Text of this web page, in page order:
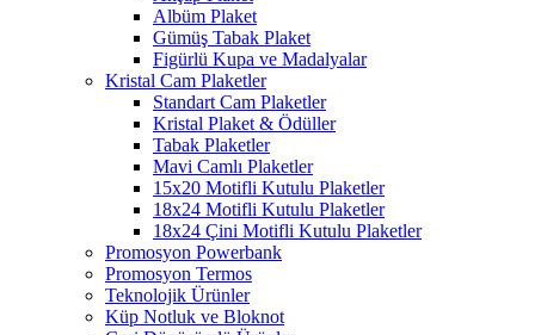
Albüm Plaket
Gümüş Tabak Plaket
Figürlü Kupa ve Madalyalar
Kristal Cam Plaketler
Standart Cam Plaketler
Kristal Plaket & Ödüller
Tabak Plaketler
Mavi Camlı Plaketler
15x20 Motifli Kutulu Plaketler
18x24 Motifli Kutulu Plaketler
18x24 Çini Motifli Kutulu Plaketler
Promosyon Powerbank
Promosyon Termos
Teknolojik Ürünler
Küp Notluk ve Bloknot